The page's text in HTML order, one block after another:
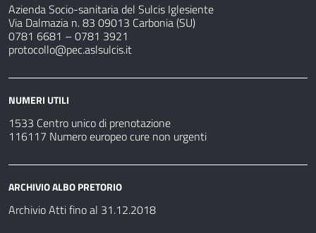
Azienda Socio-sanitaria del Sulcis Iglesiente
Via Dalmazia n. 83 09013 Carbonia (SU)
0781 6681 – 0781 3921
protocollo@pec.aslsulcis.it
NUMERI UTILI
1533 Centro unico di prenotazione
116117 Numero europeo cure non urgenti
ARCHIVIO ALBO PRETORIO
Archivio Atti fino al 31.12.2018